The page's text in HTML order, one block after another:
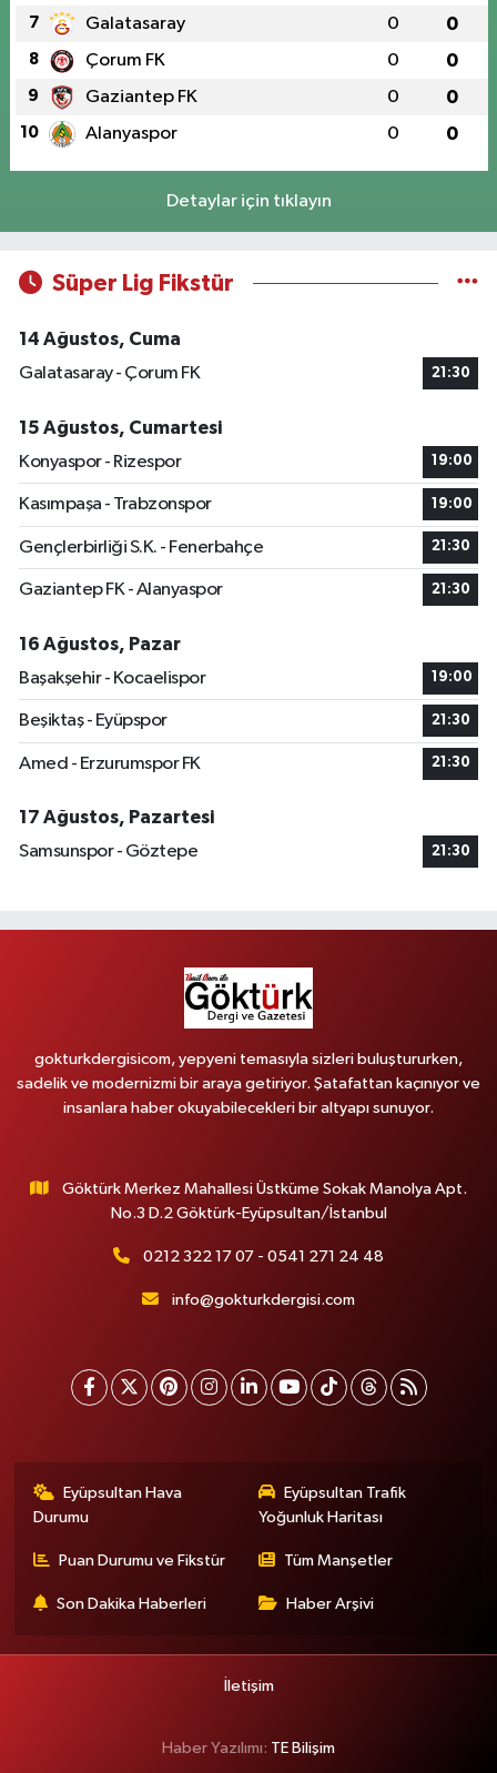
7 Galatasaray 0 0
8 Çorum FK 0 0
9 Gaziantep FK 0 0
10 Alanyaspor 0 0
Detaylar için tıklayın
Süper Lig Fikstür
14 Ağustos, Cuma
Galatasaray - Çorum FK
21:30
15 Ağustos, Cumartesi
Konyaspor - Rizespor
19:00
Kasımpaşa - Trabzonspor 19:00
Gençlerbirliği S.K. - Fenerbahçe 21:30
Gaziantep FK - Alanyaspor 21:30
16 Ağustos, Pazar
Başakşehir - Kocaelispor
19:00
Beşiktaş - Eyüpspor 21:30
Amed - Erzurumspor FK 21:30
17 Ağustos, Pazartesi
Samsunspor - Göztepe
21:30
gokturkdergisicom, yepyeni temasıyla sizleri buluştururken,
sadelik ve modernizmi bir araya getiriyor. Şatafattan kaçınıyor ve
insanlara haber okuyabilecekleri bir altyapı sunuyor.
Göktürk Merkez Mahallesi Üstküme Sokak Manolya Apt.
No.3 D.2 Göktürk-Eyüpsultan/İstanbul
0212 322 17 07 - 0541 271 24 48
info@gokturkdergisi.com
Eyüpsultan Hava
Durumu
Eyüpsultan Trafik
Yoğunluk Haritası
Puan Durumu ve Fikstür Tüm Manşetler
Son Dakika Haberleri Haber Arşivi
İletişim
Haber Yazılımı: TE Bilişim